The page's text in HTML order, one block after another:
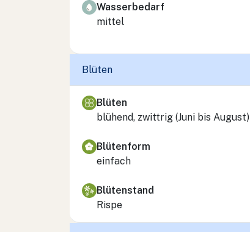
Wasserbedarf
mittel
Blüten
Blüten
blühend, zwittrig (Juni bis August)
Blütenform
einfach
Blütenstand
Rispe